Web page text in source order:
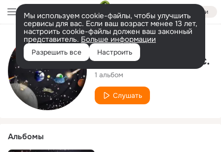
Войти
Мы используем cookie-файлы, чтобы улучшить
сервисы для вас. Если ваш возраст менее 13 лет,
настроить cookie-файлы должен ваш законный
представитель. Больше информации
Разрешить все Настроить
Исполнитель
Zoia Enterprises Inc.
1 альбом
Слушать
Альбомы